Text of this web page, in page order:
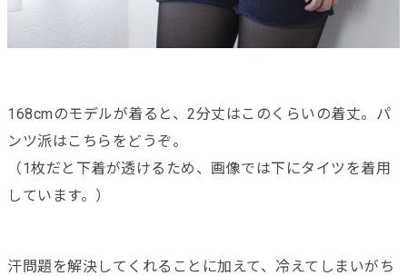
168cmのモデルが着ると、2分丈はこのくらいの着丈。パ
ンツ派はこちらをどうぞ。
（1枚だと下着が透けるため、画像では下にタイツを着用
しています。）
汗問題を解決してくれることに加えて、冷えてしまいがち